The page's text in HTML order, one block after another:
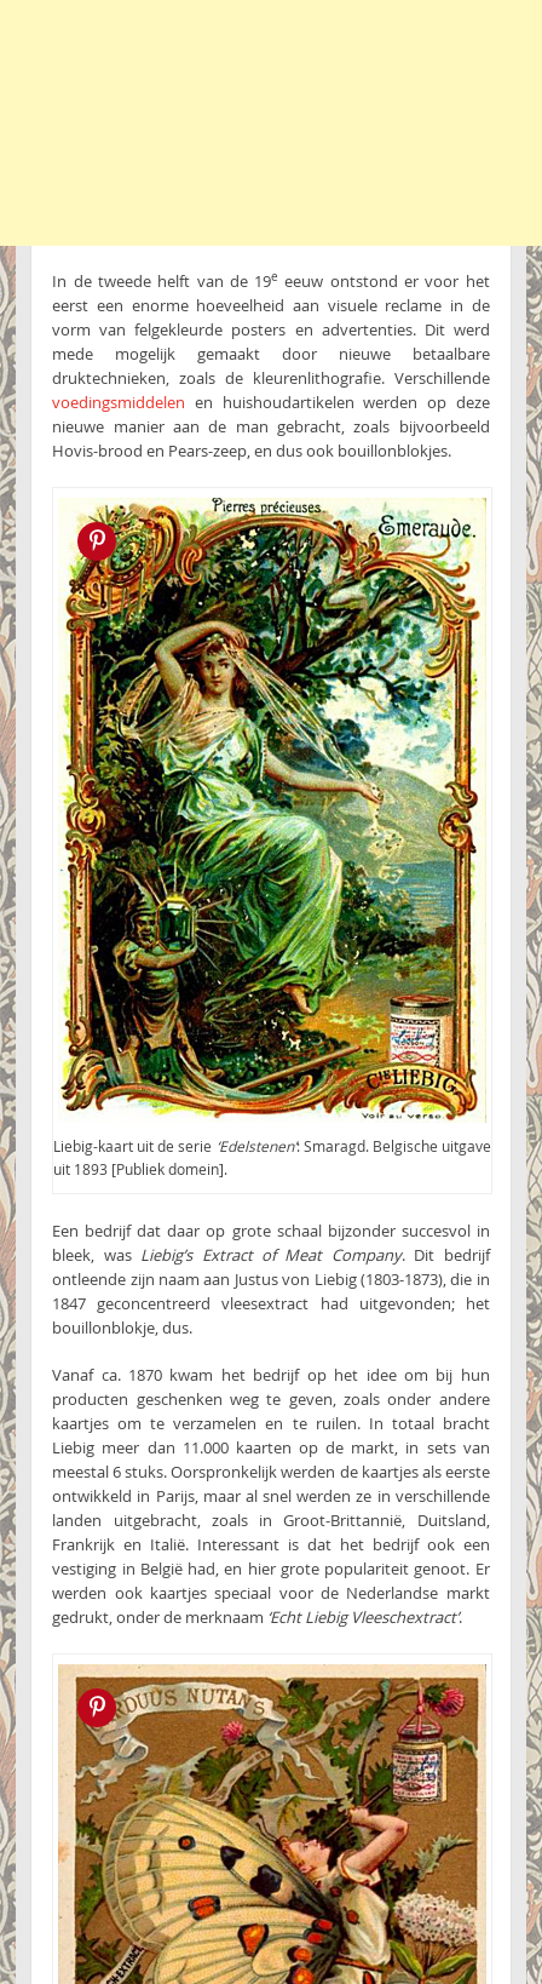
In de tweede helft van de 19e eeuw ontstond er voor het
eerst een enorme hoeveelheid aan visuele reclame in de
vorm van felgekleurde posters en advertenties. Dit werd
mede mogelijk gemaakt door nieuwe betaalbare
druktechnieken, zoals de kleurenlithografie. Verschillende
voedingsmiddelen en huishoudartikelen werden op deze
nieuwe manier aan de man gebracht, zoals bijvoorbeeld
Hovis-brood en Pears-zeep, en dus ook bouillonblokjes.
Pin this!
Liebig-kaart uit de serie ‘Edelstenen’: Smaragd. Belgische uitgave
uit 1893 [Publiek domein].
Een bedrijf dat daar op grote schaal bijzonder succesvol in
bleek, was Liebig’s Extract of Meat Company. Dit bedrijf
ontleende zijn naam aan Justus von Liebig (1803-1873), die in
1847 geconcentreerd vleesextract had uitgevonden; het
bouillonblokje, dus.
Vanaf ca. 1870 kwam het bedrijf op het idee om bij hun
producten geschenken weg te geven, zoals onder andere
kaartjes om te verzamelen en te ruilen. In totaal bracht
Liebig meer dan 11.000 kaarten op de markt, in sets van
meestal 6 stuks. Oorspronkelijk werden de kaartjes als eerste
ontwikkeld in Parijs, maar al snel werden ze in verschillende
landen uitgebracht, zoals in Groot-Brittannië, Duitsland,
Frankrijk en Italië. Interessant is dat het bedrijf ook een
vestiging in België had, en hier grote populariteit genoot. Er
werden ook kaartjes speciaal voor de Nederlandse markt
gedrukt, onder de merknaam ‘Echt Liebig Vleeschextract’.
Pin this!